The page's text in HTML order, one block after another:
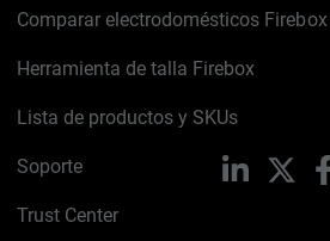
Comparar electrodomésticos Firebox
Herramienta de talla Firebox
Lista de productos y SKUs
Soporte
Trust Center
LinkedIn